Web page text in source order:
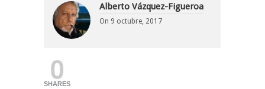
Alberto Vázquez-Figueroa
On 9 octubre, 2017
0
SHARES